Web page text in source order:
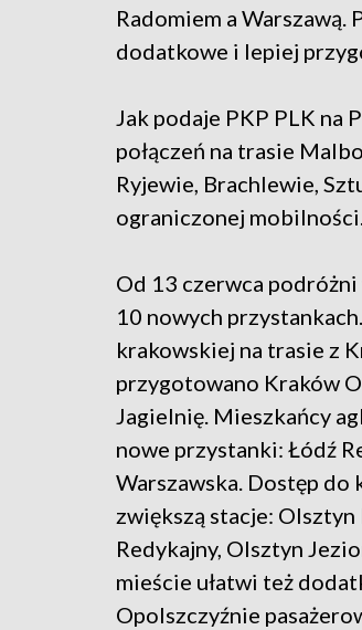
Radomiem a
dodatkowe i lepiej
Jak podaje PKP PLK
połączeń na trasie
Ryjewie, Brachlewie,
ograniczonej
Od 13 czerwca
10 nowych
krakowskiej na trasie z
przygotowano Kraków
Jagielnię. Mieszkańcy
nowe przystanki: Łódź
Warszawska. Dostęp
zwiększą stacje:
Redykajny, Olsztyn
mieście ułatwi też
Opolszczyźnie